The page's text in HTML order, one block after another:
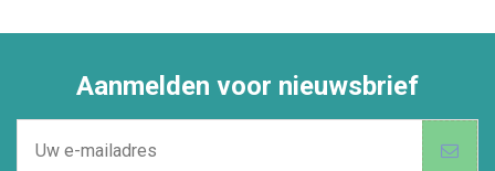
Aanmelden voor nieuwsbrief